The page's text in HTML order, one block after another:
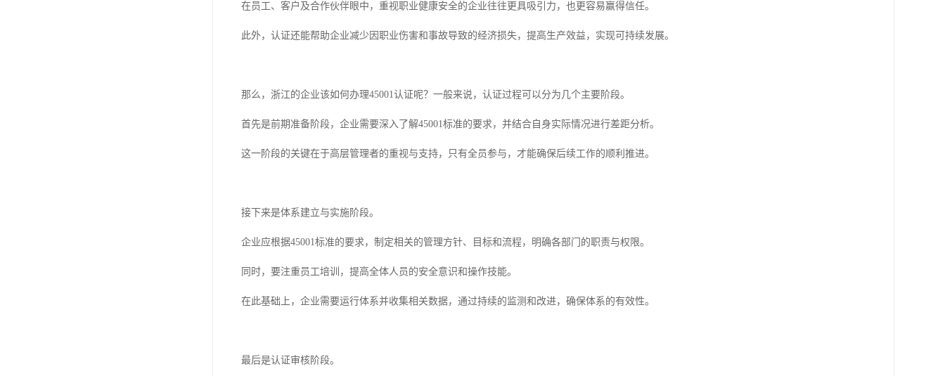
在员工、客户及合作伙伴眼中，重视职业健康安全的企业往往更具吸引力，也更容易赢得信任。
此外，认证还能帮助企业减少因职业伤害和事故导致的经济损失，提高生产效益，实现可持续发展。
那么，浙江的企业该如何办理45001认证呢？一般来说，认证过程可以分为几个主要阶段。
首先是前期准备阶段，企业需要深入了解45001标准的要求，并结合自身实际情况进行差距分析。
这一阶段的关键在于高层管理者的重视与支持，只有全员参与，才能确保后续工作的顺利推进。
接下来是体系建立与实施阶段。
企业应根据45001标准的要求，制定相关的管理方针、目标和流程，明确各部门的职责与权限。
同时，要注重员工培训，提高全体人员的安全意识和操作技能。
在此基础上，企业需要运行体系并收集相关数据，通过持续的监测和改进，确保体系的有效性。
最后是认证审核阶段。